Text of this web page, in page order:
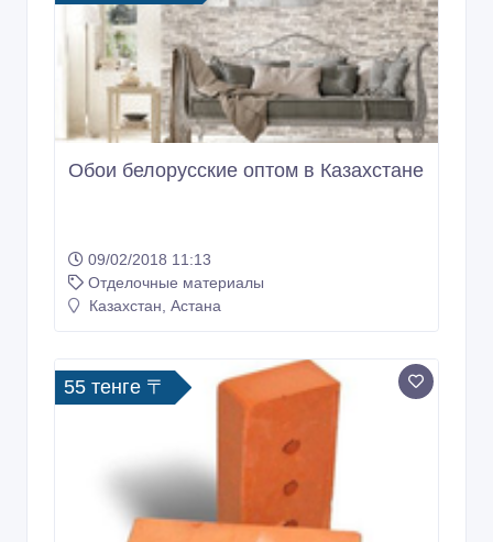
Обои белорусские оптом в Казахстане
09/02/2018 11:13
Отделочные материалы
Казахстан, Астана
55 тенге 〒